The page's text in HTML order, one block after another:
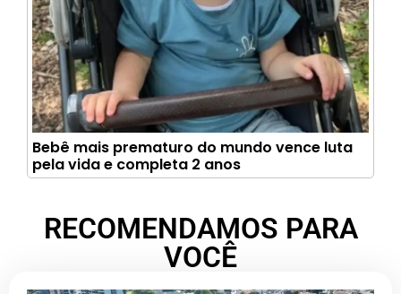
Bebê mais prematuro do mundo vence luta
pela vida e completa 2 anos
RECOMENDAMOS PARA
VOCÊ